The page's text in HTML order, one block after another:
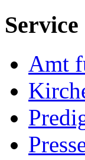
Service
Amt